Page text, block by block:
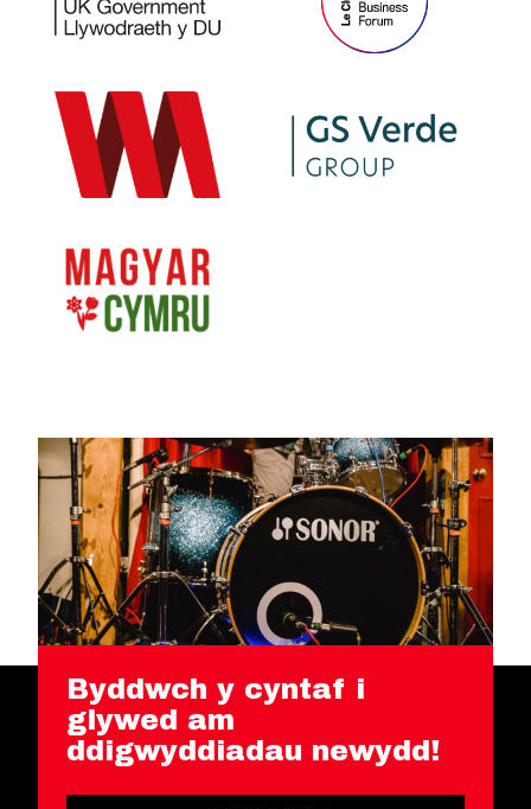
Byddwch y cyntaf i
glywed am
ddigwyddiadau newydd!